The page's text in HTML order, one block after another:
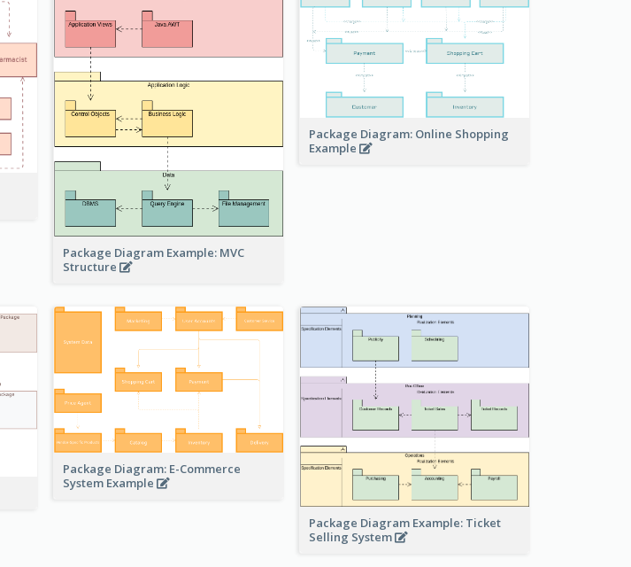
Package Diagram Example: MVC
Structure
Package Diagram: Online Shopping
Example
Package Diagram: E-Commerce
System Example
Package Diagram Example: Ticket
Selling System